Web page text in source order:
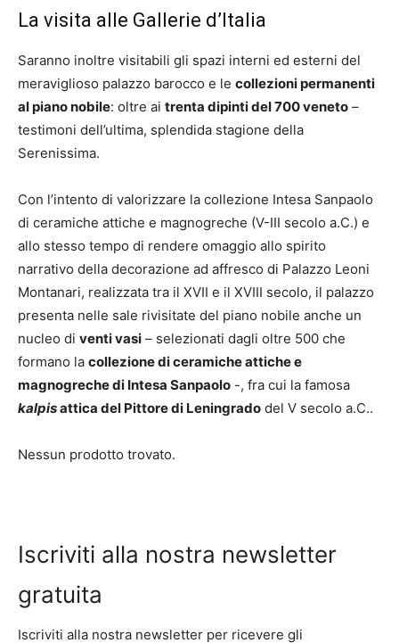
La visita alle Gallerie d’Italia
Saranno inoltre visitabili gli spazi interni ed esterni del
meraviglioso palazzo barocco e le collezioni permanenti
al piano nobile: oltre ai trenta dipinti del 700 veneto –
testimoni dell’ultima, splendida stagione della
Serenissima.
Con l’intento di valorizzare la collezione Intesa Sanpaolo
di ceramiche attiche e magnogreche (V-III secolo a.C.) e
allo stesso tempo di rendere omaggio allo spirito
narrativo della decorazione ad affresco di Palazzo Leoni
Montanari, realizzata tra il XVII e il XVIII secolo, il palazzo
presenta nelle sale rivisitate del piano nobile anche un
nucleo di venti vasi – selezionati dagli oltre 500 che
formano la collezione di ceramiche attiche e
magnogreche di Intesa Sanpaolo -, fra cui la famosa
kalpisattica del Pittore di Leningrado del V secolo a.C..
Nessun prodotto trovato.
Iscriviti alla nostra newsletter
gratuita
Iscriviti alla nostra newsletter per ricevere gli